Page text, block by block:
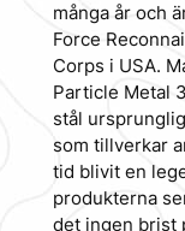
många år och
Force
Corps i USA.
Particle Metal
stål
som tillverkar
tid blivit en
produkterna
det ingen brist